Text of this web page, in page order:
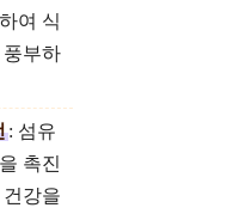
여 식
풍부하
: 섬유
촉진
강을